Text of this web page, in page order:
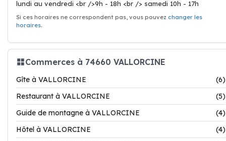
lundi au vendredi <br />9h - 18h <br /> samedi 10h - 17h
Si ces horaires ne correspondent pas, vous pouvez changer les
horaires.
Commerces à 74660 VALLORCINE
Gîte à VALLORCINE
(6)
Restaurant à VALLORCINE
(5)
Guide de montagne à VALLORCINE
(4)
Hôtel à VALLORCINE
(4)